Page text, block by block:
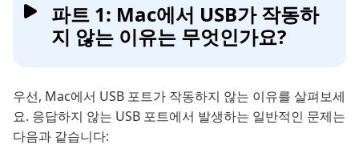
파트 1: Mac에서 USB가 작동하
지 않는 이유는 무엇인가요?
우선, Mac에서 USB 포트가 작동하지 않는 이유를 살펴보세
요. 응답하지 않는 USB 포트에서 발생하는 일반적인 문제는
다음과 같습니다: